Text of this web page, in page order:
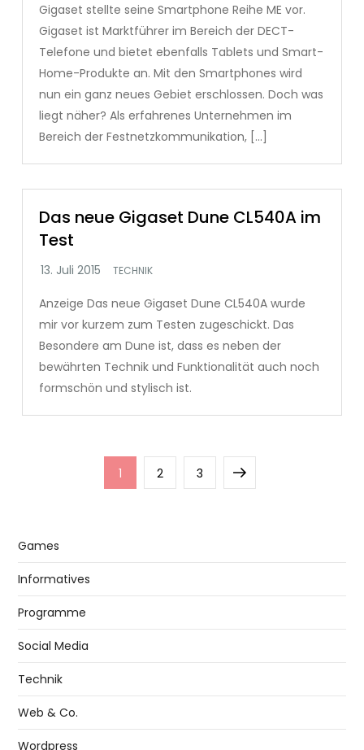
Gigaset stellte seine Smartphone Reihe ME vor.
Gigaset ist Marktführer im Bereich der DECT-
Telefone und bietet ebenfalls Tablets und Smart-
Home-Produkte an. Mit den Smartphones wird
nun ein ganz neues Gebiet erschlossen. Doch was
liegt näher? Als erfahrenes Unternehmen im
Bereich der Festnetzkommunikation, […]
Das neue Gigaset Dune CL540A im
Test
TECHNIK
Anzeige Das neue Gigaset Dune CL540A wurde
mir vor kurzem zum Testen zugeschickt. Das
Besondere am Dune ist, dass es neben der
bewährten Technik und Funktionalität auch noch
formschön und stylisch ist.
Seitennummerierung
Beiträge
Page
1 Page
2 Page
3
Next
Games
Informatives
Programme
Social Media
Technik
Web & Co.
Wordpress